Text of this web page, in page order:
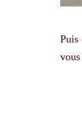
Puis